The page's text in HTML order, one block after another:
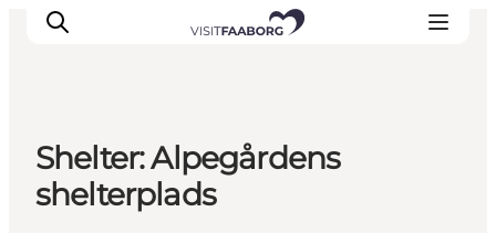
Overnatning
Spisesteder
Shelter: Alpegårdens
shelterplads